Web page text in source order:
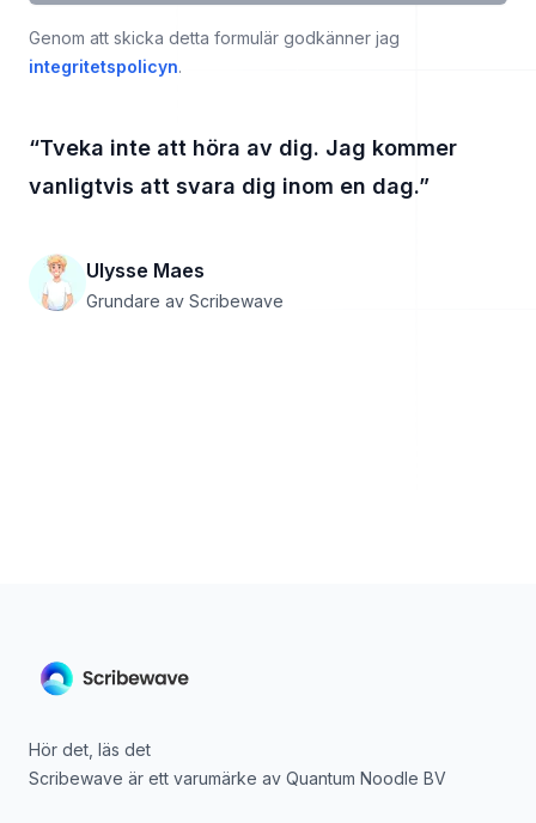
Genom att skicka detta formulär godkänner jag
integritetspolicyn.
“Tveka inte att höra av dig. Jag kommer
vanligtvis att svara dig inom en dag.”
Ulysse Maes
Grundare av Scribewave
Hör det, läs det
Scribewave är ett varumärke av Quantum Noodle BV